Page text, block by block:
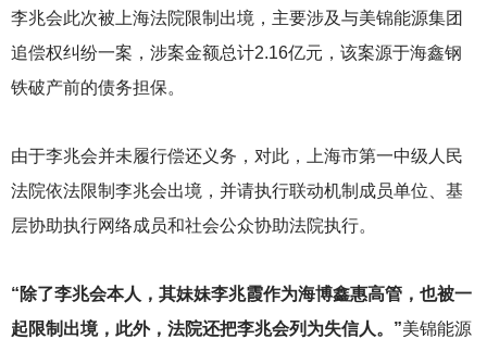
李兆会此次被上海法院限制出境，主要涉及与美锦能源集团
追偿权纠纷一案，涉案金额总计2.16亿元，该案源于海鑫钢
铁破产前的债务担保。
由于李兆会并未履行偿还义务，对此，上海市第一中级人民
法院依法限制李兆会出境，并请执行联动机制成员单位、基
层协助执行网络成员和社会公众协助法院执行。
“除了李兆会本人，其妹妹李兆霞作为海博鑫惠高管，也被一
起限制出境，此外，法院还把李兆会列为失信人。”美锦能源